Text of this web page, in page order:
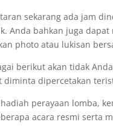
sekarang ada jam
Anda bahkan juga
photo atau lukisan
berikut akan tidak
dipercetakan
perayaan lomba,
acara resmi serta